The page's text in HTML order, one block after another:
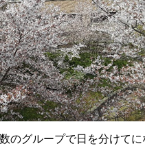
のグループで日を分けてに